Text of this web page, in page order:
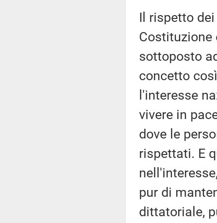
Il rispetto
Costituzione
sottoposto
concetto
l'interesse
vivere in
dove le
rispettati. E
pur di
dittatoriale,